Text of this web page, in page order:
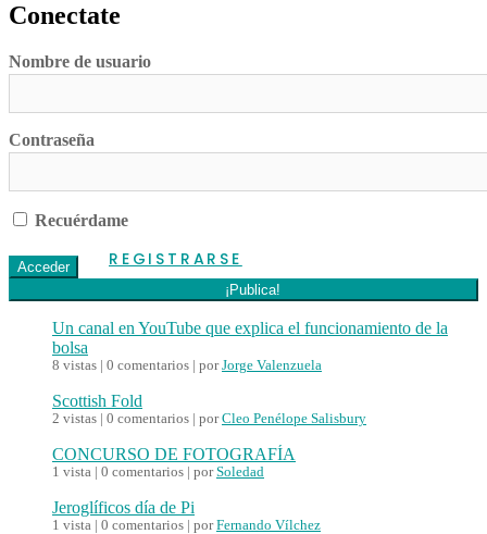
Conectate
Nombre de usuario
Contraseña
Recuérdame
REGISTRARSE
¡Publica!
Un canal en YouTube que explica el funcionamiento de la
bolsa
8 vistas | 0 comentarios | porJorge Valenzuela
Scottish Fold
2 vistas | 0 comentarios | porCleo Penélope Salisbury
CONCURSO DE FOTOGRAFÍA
1 vista | 0 comentarios | porSoledad
Jeroglíficos día de Pi
1 vista | 0 comentarios | porFernando Vílchez